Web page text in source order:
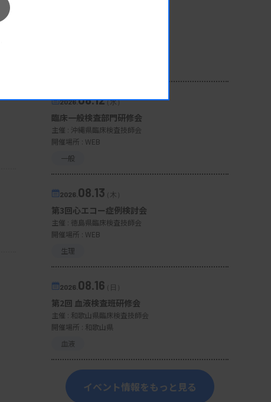
2026.08.12（水）
臨床一般検査部門研修会
主催 : 沖縄県臨床検査技師会
開催場所 : WEB
一般
2026. 08.13（木）
第3回心エコー症例検討会
主催 : 徳島県臨床検査技師会
開催場所 : WEB
生理
2026. 08.16（日）
第2回 血液検査班研修会
主催 : 和歌山県臨床検査技師会
開催場所 : 和歌山県
血液
イベント情報をもっと見る